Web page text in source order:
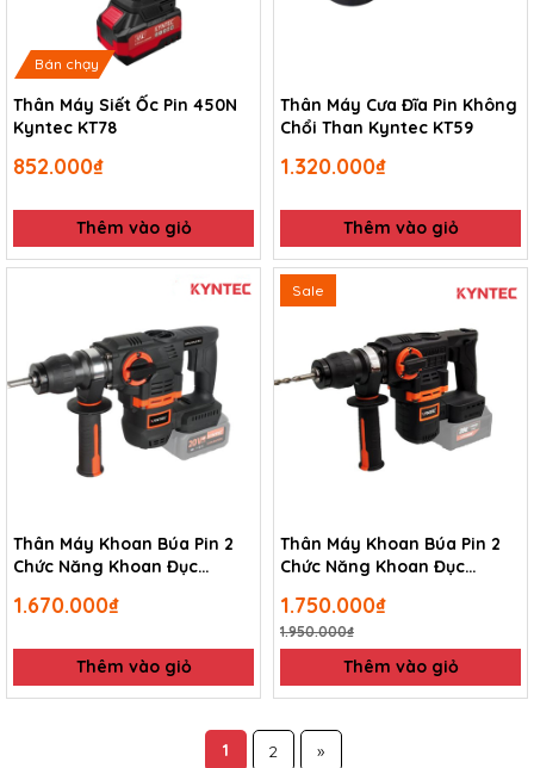
Bán chạy
Thân Máy Siết Ốc Pin 450N
Kyntec KT78
852.000₫
Thêm vào giỏ
Thân Máy Cưa Đĩa Pin Không
Chổi Than Kyntec KT59
1.320.000₫
Thêm vào giỏ
Thân Máy Khoan Búa Pin 2
Chức Năng Khoan Đục
1.670.000₫
Thêm vào giỏ
Sale
Thân Máy Khoan Búa Pin 2
Chức Năng Khoan Đục
1.750.000₫
1.950.000₫
Thêm vào giỏ
1 2 »